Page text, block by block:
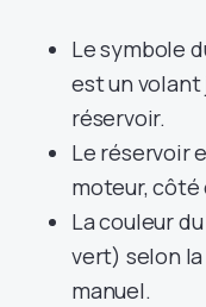
Le symbole
est un volant
réservoir.
Le réservoir
moteur, côté
La couleur
vert) selon
manuel.